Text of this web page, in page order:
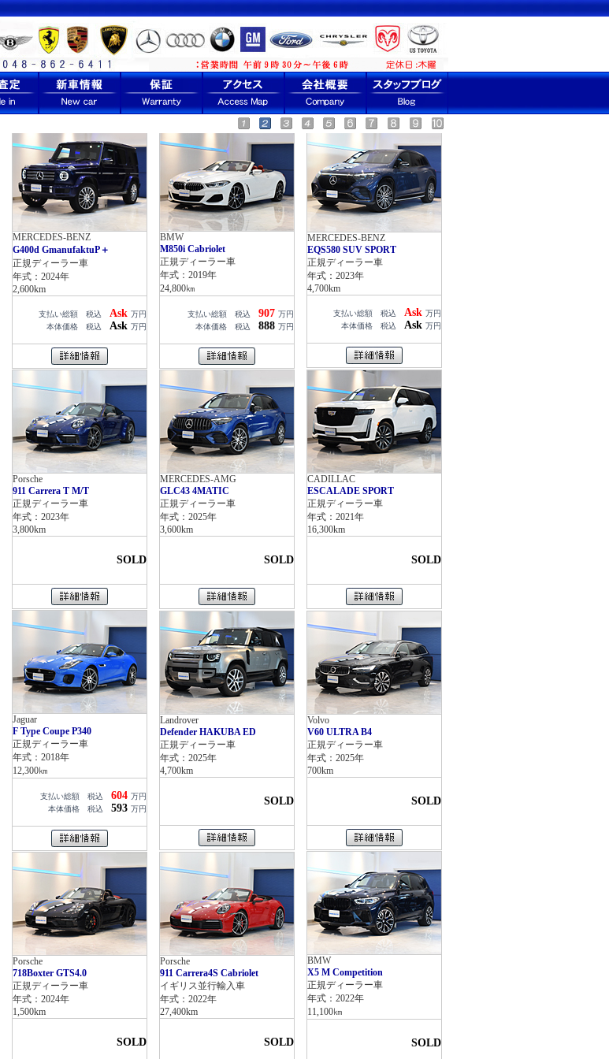
MERCEDES-BENZ
G400d GmanufaktuP＋
正規ディーラー車
年式：2024年
2,600km
支払い総額 税込 Ask 万円
本体価格 税込 Ask 万円
BMW
M850i Cabriolet
正規ディーラー車
年式：2019年
24,800㎞
支払い総額 税込 907 万円
本体価格 税込 888 万円
MERCEDES-BENZ
EQS580 SUV SPORT
正規ディーラー車
年式：2023年
4,700km
支払い総額 税込 Ask 万円
本体価格 税込 Ask 万円
Porsche
911 Carrera T M/T
正規ディーラー車
年式：2023年
3,800km
SOLD
MERCEDES-AMG
GLC43 4MATIC
正規ディーラー車
年式：2025年
3,600km
SOLD
CADILLAC
ESCALADE SPORT
正規ディーラー車
年式：2021年
16,300km
SOLD
Jaguar
F Type Coupe P340
正規ディーラー車
年式：2018年
12,300㎞
支払い総額 税込 604 万円
本体価格 税込 593 万円
Landrover
Defender HAKUBA ED
正規ディーラー車
年式：2025年
4,700km
SOLD
Volvo
V60 ULTRA B4
正規ディーラー車
年式：2025年
700km
SOLD
Porsche
718Boxter GTS4.0
正規ディーラー車
年式：2024年
1,500km
SOLD
Porsche
911 Carrera4S Cabriolet
イギリス並行輸入車
年式：2022年
27,400km
SOLD
BMW
X5 M Competition
正規ディーラー車
年式：2022年
11,100㎞
SOLD